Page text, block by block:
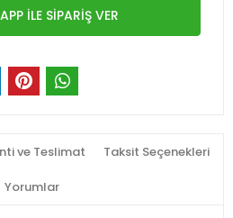
İLE SİPARİŞ VER
ve Teslimat Taksit Seçenekleri
Yorumlar